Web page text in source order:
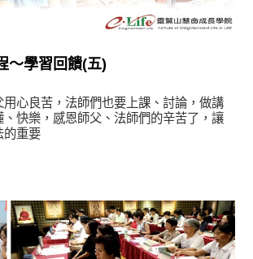
～學習回饋(五)
用心良苦，法師們也要上課、討論，做講
快樂，感恩師父、法師們的辛苦了，讓
的重要
學習分享